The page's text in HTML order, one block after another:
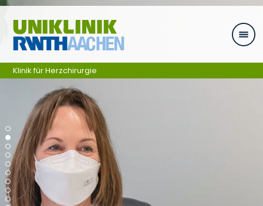
Zum Inhalt springen
Klinik für Herzchirurgie